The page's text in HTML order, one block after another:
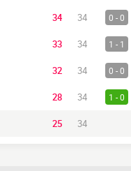
34 34 0 - 0
33 34 1 - 1
32 34 0 - 0
28 34 1 - 0
25 34